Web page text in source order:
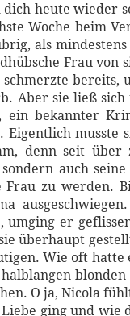
heute wieder
Woche beim
als
Frau von
bereits,
Aber sie ließ
ein bekannter
musste
denn seit über
auch
Frau zu werden.
umging er
überhaupt
Wie oft hatte
O ja, Nicola
ging und wie